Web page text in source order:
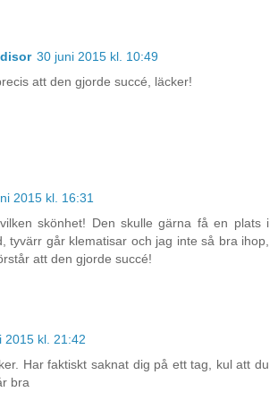
30 juni 2015 kl. 10:49
att den gjorde succé, läcker!
2015 kl. 16:31
skönhet! Den skulle gärna få en plats i
tyvärr går klematisar och jag inte så bra ihop,
att den gjorde succé!
2015 kl. 21:42
Har faktiskt saknat dig på ett tag, kul att du
bra